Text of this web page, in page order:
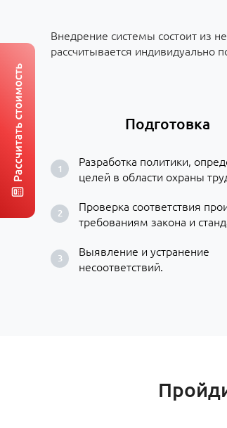
Внедрение системы состоит из
рассчитывается индивидуально
Подготовка
Разработка политики,
целей в области охраны
Проверка соответствия
требованиям закона и
Выявление и устранение
несоответствий.